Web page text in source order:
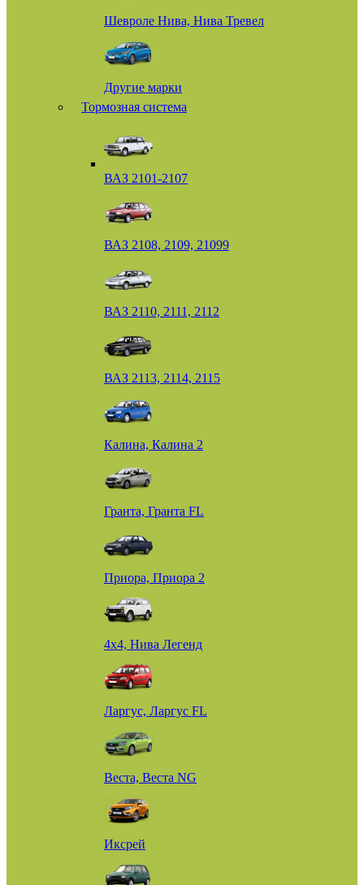
Шевроле Нива, Нива Тревел
Другие марки
Тормозная система
ВАЗ 2101-2107
ВАЗ 2108, 2109, 21099
ВАЗ 2110, 2111, 2112
ВАЗ 2113, 2114, 2115
Калина, Калина 2
Гранта, Гранта FL
Приора, Приора 2
4х4, Нива Легенд
Ларгус, Ларгус FL
Веста, Веста NG
Иксрей